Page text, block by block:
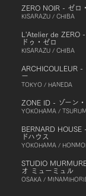
ZERO NOIR - ゼロ
KISARAZU / CHIBA
L'Atelier de ZERO -
ドゥ・ゼロ
KISARAZU / CHIBA
ARCHICOULEUR -
ー
TOKYO / HANEDA
ZONE ID - ゾーン
YOKOHAMA /
BERNARD HOUSE
ドハウス
YOKOHAMA /
STUDIO
オ ミューミュル
OSAKA /